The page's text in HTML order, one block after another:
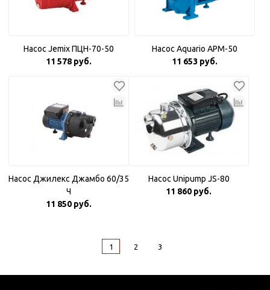
Насос Jemix ПЦН-70-50
11 578 руб.
Насос Aquario APM-50
11 653 руб.
Насос Джилекс Джамбо 60/35
Ч
11 850 руб.
Насос Unipump JS-80
11 860 руб.
1 2 3